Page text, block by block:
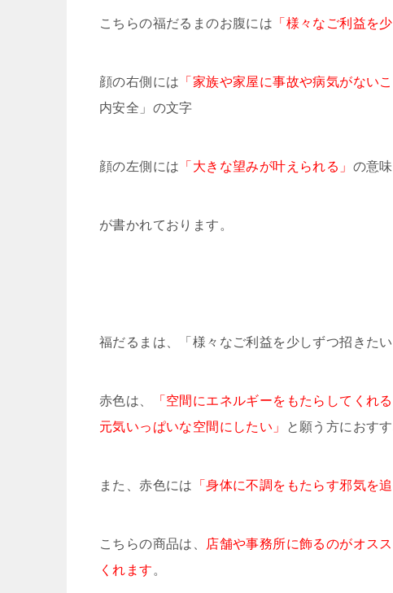
こちらの福だるまのお腹には 「様々なご利益を
顔の右側には 「家族や家屋に事故や病気がない
内安全」の文字
顔の左側には 「大きな望みが叶えられる」 の意
が書かれております。
福だるまは、「様々なご利益を少しずつ招きたい
赤色は、 「空間にエネルギーをもたらしてくれる
元気いっぱいな空間にしたい」
と願う方におすす
また、赤色には 「身体に不調をもたらす邪気を
こちらの商品は、 店舗や事務所に飾るのがオスス
くれます 。